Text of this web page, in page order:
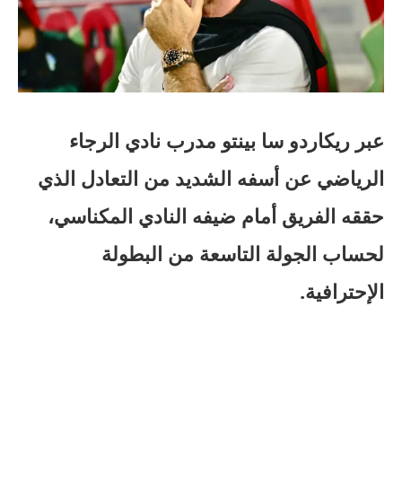
عبر ريكاردو سا بينتو مدرب نادي الرجاء
الرياضي عن أسفه الشديد من التعادل الذي
حققه الفريق أمام ضيفه النادي المكناسي،
لحساب الجولة التاسعة من البطولة
الإحترافية.